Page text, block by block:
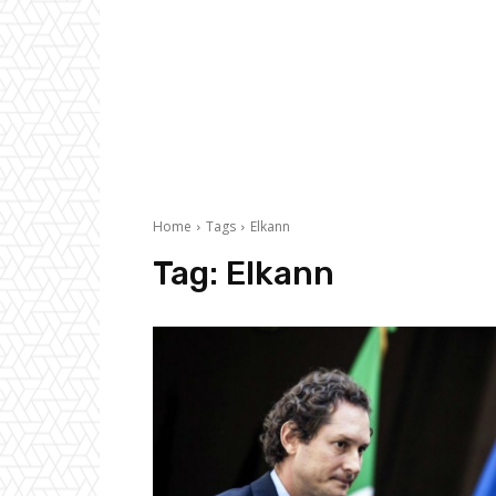
Home Tags Elkann
Tag: Elkann